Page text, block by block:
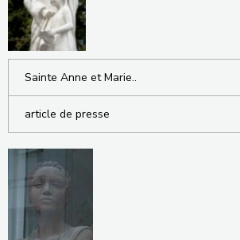
Sainte Anne et Marie..
article de presse